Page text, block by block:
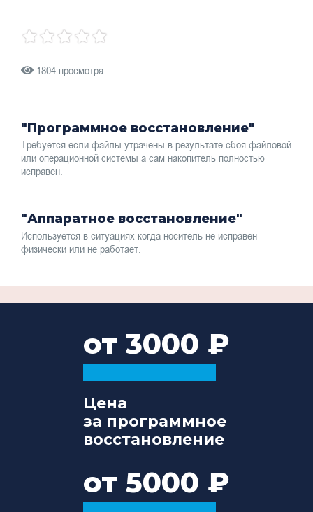
1804 просмотра
"Программное восстановление"
Требуется если файлы утрачены в результате сбоя файловой
или операционной системы а сам накопитель полностью
исправен.
"Аппаратное восстановление"
Используется в ситуациях когда носитель не исправен
физически или не работает.
от 3000
Цена
за программное
восстановление
от 5000